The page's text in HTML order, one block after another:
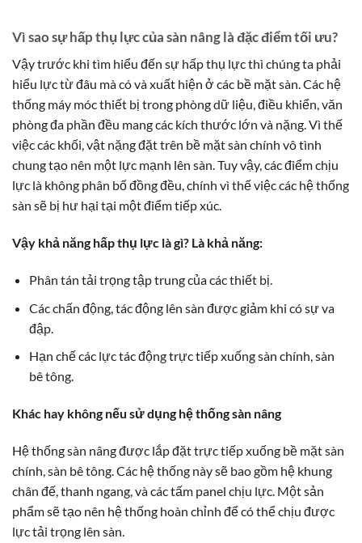
Vì sao sự hấp thụ lực của sàn nâng là đặc điểm tối ưu?
Vậy trước khi tìm hiểu đến sự hấp thụ lực thì chúng ta phải
hiểu lực từ đâu mà có và xuất hiện ở các bề mặt sàn. Các hệ
thống máy móc thiết bị trong phòng dữ liệu, điều khiển, văn
phòng đa phần đều mang các kích thước lớn và nặng. Vì thế
việc các khối, vật nặng đặt trên bề mặt sàn chính vô tình
chung tạo nên một lực mạnh lên sàn. Tuy vậy, các điểm chịu
lực là không phân bố đồng đều, chính vì thế việc các hệ thống
sàn sẽ bị hư hại tại một điểm tiếp xúc.
Vậy khả năng hấp thụ lực là gì? Là khả năng:
Phân tán tải trọng tập trung của các thiết bị.
Các chấn động, tác động lên sàn được giảm khi có sự va
đập.
Hạn chế các lực tác động trực tiếp xuống sàn chính, sàn
bê tông.
Khác hay không nếu sử dụng hệ thống sàn nâng
Hệ thống sàn nâng được lắp đặt trực tiếp xuống bề mặt sàn
chính, sàn bê tông. Các hệ thống này sẽ bao gồm hệ khung
chân đế, thanh ngang, và các tấm panel chịu lực. Một sản
phẩm sẽ tạo nên hệ thống hoàn chỉnh để có thể chịu được
lực tải trọng lên sàn.